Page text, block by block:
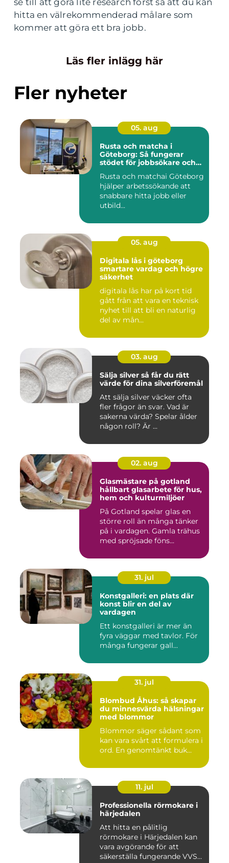
hitta en välrekommenderad målare som
kommer att göra ett bra jobb.
Läs fler inlägg här
Fler nyheter
05. aug
Rusta och matcha i
Göteborg: Så fungerar
stödet för jobbsökare och
Rusta och matchai Göteborg
hjälper arbetssökande att
snabbare hitta jobb eller
utbild...
05. aug
Digitala lås i göteborg
smartare vardag och högre
säkerhet
digitala lås har på kort tid
gått från att vara en teknisk
nyhet till att bli en naturlig
del av mån...
03. aug
Sälja silver så får du rätt
värde för dina silverföremål
Att sälja silver väcker ofta
fler frågor än svar. Vad är
sakerna värda? Spelar ålder
någon roll? Är ...
02. aug
Glasmästare på gotland
hållbart glasarbete för hus,
hem och kulturmiljöer
På Gotland spelar glas en
större roll än många tänker
på i vardagen. Gamla trähus
med spröjsade föns...
31. jul
Konstgalleri: en plats där
konst blir en del av
vardagen
Ett konstgalleri är mer än
fyra väggar med tavlor. För
många fungerar gall...
31. jul
Blombud Åhus: så skapar
du minnesvärda hälsningar
med blommor
Blommor säger sådant som
kan vara svårt att formulera i
ord. En genomtänkt buk...
11. jul
Professionella rörmokare i
härjedalen
Att hitta en pålitlig
rörmokare i Härjedalen kan
vara avgörande för att
säkerställa fungerande VVS-